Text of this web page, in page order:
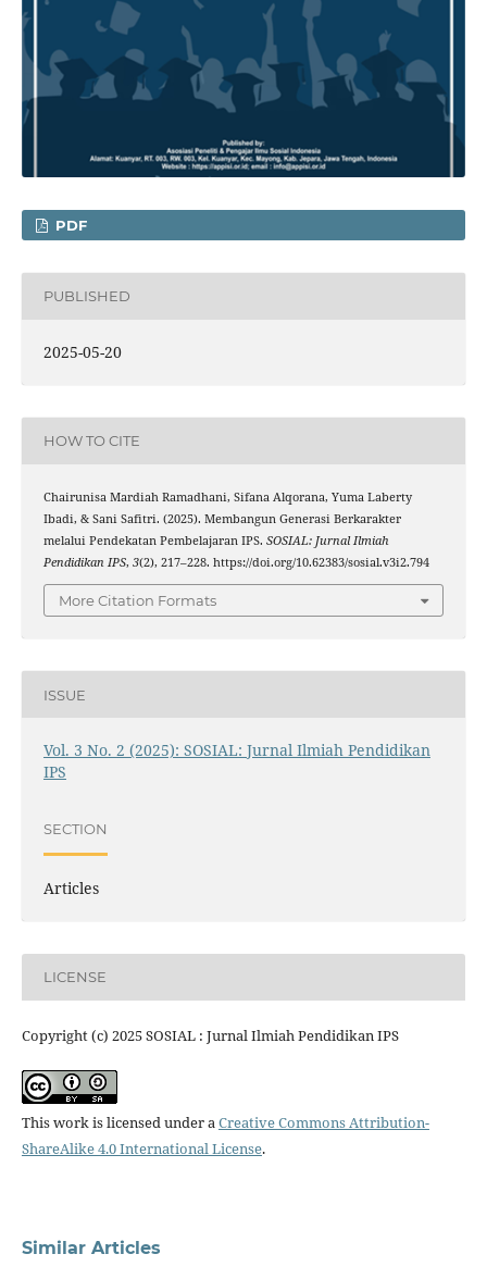
PDF
PUBLISHED
2025-05-20
HOW TO CITE
Chairunisa Mardiah Ramadhani, Sifana Alqorana, Yuma Laberty
Ibadi, & Sani Safitri. (2025). Membangun Generasi Berkarakter
melalui Pendekatan Pembelajaran IPS. SOSIAL: Jurnal Ilmiah
Pendidikan IPS, 3(2), 217–228. https://doi.org/10.62383/sosial.v3i2.794
More Citation Formats
ISSUE
Vol. 3 No. 2 (2025): SOSIAL: Jurnal Ilmiah Pendidikan
IPS
SECTION
Articles
LICENSE
Copyright (c) 2025 SOSIAL : Jurnal Ilmiah Pendidikan IPS
This work is licensed under a Creative Commons Attribution-
ShareAlike 4.0 International License.
Similar Articles